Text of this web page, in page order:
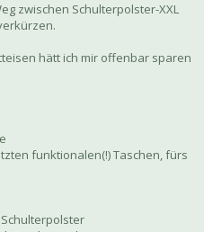
zwischen Schulterpolster-XXL
hätt ich mir offenbar sparen
funktionalen(!) Taschen, fürs